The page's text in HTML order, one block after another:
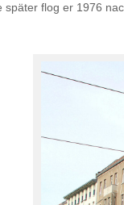
später flog er 1976